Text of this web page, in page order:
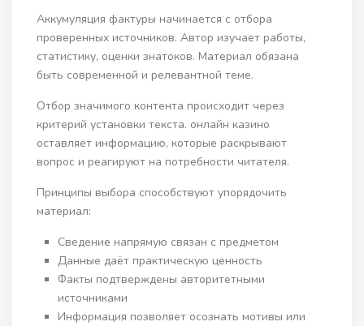
Аккумуляция фактуры начинается с отбора
проверенных источников. Автор изучает работы,
статистику, оценки знатоков. Материал обязана
быть современной и релевантной теме.
Отбор значимого контента происходит через
критерий установки текста. онлайн казино
оставляет информацию, которые раскрывают
вопрос и реагируют на потребности читателя.
Принципы выбора способствуют упорядочить
материал:
Сведение напрямую связан с предметом
Данные даёт практическую ценность
Факты подтверждены авторитетными
источниками
Информация позволяет осознать мотивы или